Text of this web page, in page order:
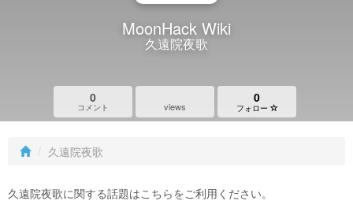
MoonHack Wiki
久遠院夜歌
0
コメント views
0
フォロー
久遠院夜歌
久遠院夜歌に関する話題はこちらをご利用ください。